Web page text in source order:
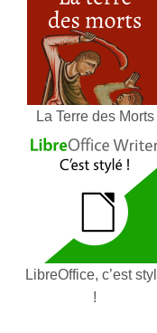
La Terre des Morts
LibreOffice, c’est
!